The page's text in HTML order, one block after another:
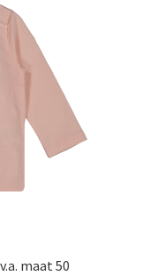
kan
gekozen
worden
op
productpagina
maat 50